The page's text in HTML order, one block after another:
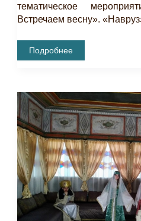
тематическое
Встречаем весну».
Состоялось
Тематическое
Встречаем
Весну»
Подробнее